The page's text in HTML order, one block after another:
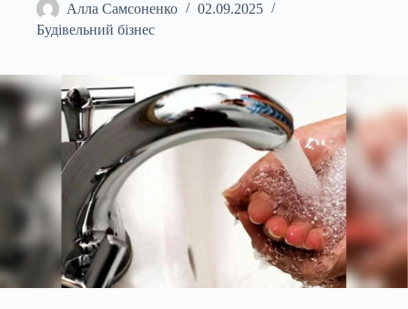
Алла Самсоненко
02.09.2025
Будівельний бізнес